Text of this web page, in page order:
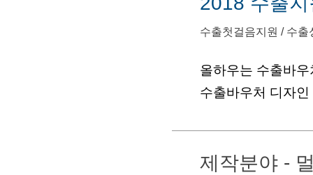
수출첫걸음지원 / 수
올하우는 수출바
수출바우처 디자
제작분야 -